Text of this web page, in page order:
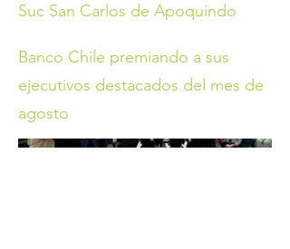
Suc San Carlos de Apoquindo
Banco Chile premiando a sus
ejecutivos destacados del mes de
agosto